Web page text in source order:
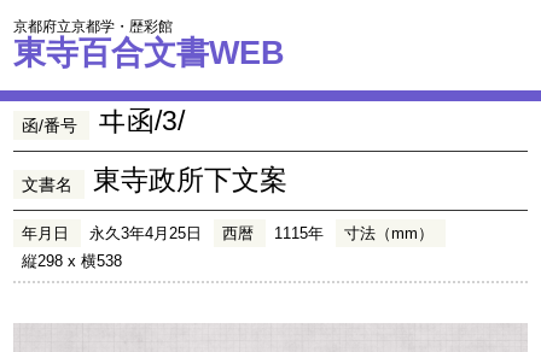
京都府立京都学・歴彩館
東寺百合文書WEB
函/番号 ヰ函/3/
文書名 東寺政所下文案
年月日 永久3年4月25日 西暦 1115年
寸法（mm）
縦298 x 横538